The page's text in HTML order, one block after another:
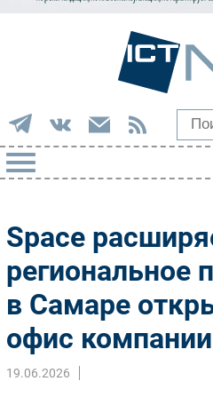
Импорто­замещение
Автоматизация
Интернет
Мобильная связь
Фиксированная связь
Интеграция
Space
региональное
в Самаре
офис компании
19.06.2026